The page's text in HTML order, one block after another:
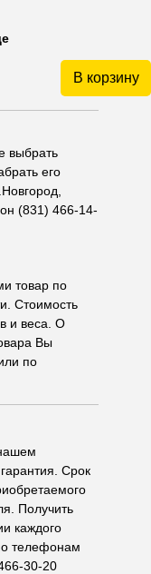
В корзину
выбрать
его
(831) 466-14-
товар по
Стоимость
и веса. О
Вы
по
Срок
Получить
каждого
телефонам
30-20